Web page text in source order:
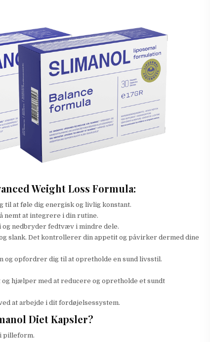
Weight Loss Formula:
til at føle dig energisk og livlig konstant.
nemt at integrere i din rutine.
nedbryder fedtvæv i mindre dele.
slank. Det kontrollerer din appetit og påvirker dermed dine
og opfordrer dig til at opretholde en sund livsstil.
hjælper med at reducere og opretholde et sundt
at arbejde i dit fordøjelsessystem.
Diet Kapsler?
pilleform.